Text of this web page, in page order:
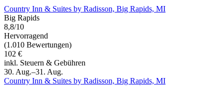
Country Inn & Suites by Radisson, Big Rapids, MI
Big Rapids
8,8/10
Hervorragend
(1.010 Bewertungen)
102 €
inkl. Steuern & Gebühren
30. Aug.–31. Aug.
Country Inn & Suites by Radisson, Big Rapids, MI